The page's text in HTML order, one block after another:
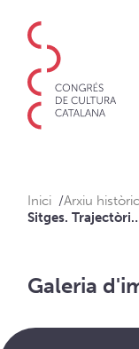
Inici Arxiu històric
Sitges. Trajectòria
Galeria